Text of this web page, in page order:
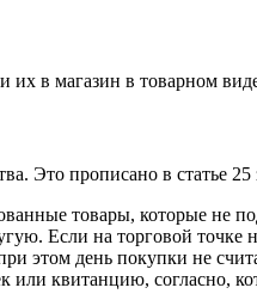
их в магазин в товарном
Это прописано в статье
товары, которые не
Если на торговой
этом день покупки не
квитанцию, согласно,